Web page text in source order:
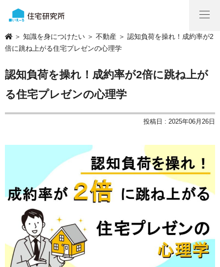
＞ 知識を身につけたい ＞ 不動産 ＞ 認知負荷を操れ！成約率が2
倍に跳ね上がる住宅プレゼンの心理学
認知負荷を操れ！成約率が2倍に跳ね上が
る住宅プレゼンの心理学
投稿日 : 2025年06月26日